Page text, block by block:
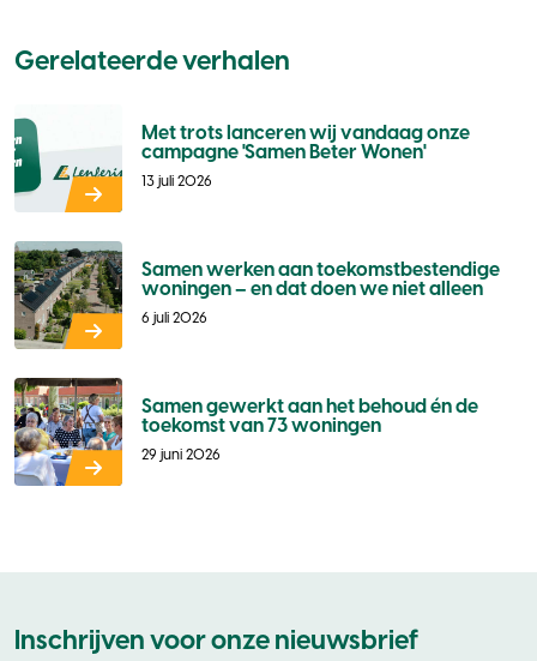
Gerelateerde verhalen
Met trots lanceren wij vandaag onze
campagne 'Samen Beter Wonen'
13 juli 2026
Samen werken aan toekomstbestendige
woningen – en dat doen we niet alleen
6 juli 2026
Samen gewerkt aan het behoud én de
toekomst van 73 woningen
29 juni 2026
Inschrijven voor onze nieuwsbrief